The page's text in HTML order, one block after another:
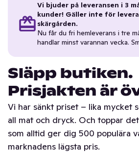
Vi bjuder på leveransen i 3
kunder! Gäller inte för
skärgården.
Nu får du fri hemleverans i tre
handlar minst varannan vecka.
Släpp butiken.
Prisjakten är
Vi har sänkt priset – lika mycket
all mat och dryck. Och toppar
som alltid ger dig 500 populära
marknadens lägsta pris.